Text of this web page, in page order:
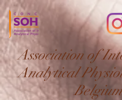
Association of
Analytical
Belgium